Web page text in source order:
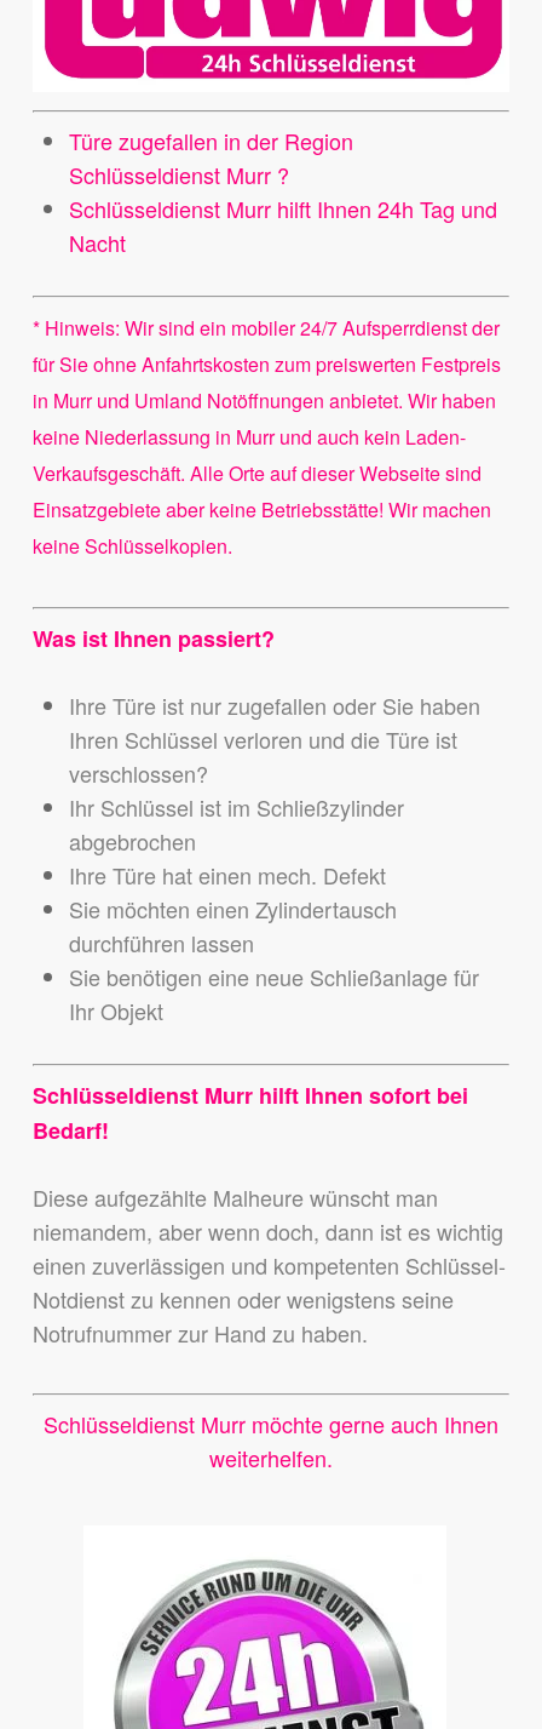
Türe zugefallen in der Region
Schlüsseldienst Murr ?
Schlüsseldienst Murr hilft Ihnen 24h Tag und
Nacht
* Hinweis: Wir sind ein mobiler 24/7 Aufsperrdienst der
für Sie ohne Anfahrtskosten zum preiswerten Festpreis
in Murr und Umland Notöffnungen anbietet. Wir haben
keine Niederlassung in Murr und auch kein Laden-
Verkaufsgeschäft. Alle Orte auf dieser Webseite sind
Einsatzgebiete aber keine Betriebsstätte! Wir machen
keine Schlüsselkopien.
Was ist Ihnen passiert?
Ihre Türe ist nur zugefallen oder Sie haben
Ihren Schlüssel verloren und die Türe ist
verschlossen?
Ihr Schlüssel ist im Schließzylinder
abgebrochen
Ihre Türe hat einen mech. Defekt
Sie möchten einen Zylindertausch
durchführen lassen
Sie benötigen eine neue Schließanlage für
Ihr Objekt
Schlüsseldienst Murr hilft Ihnen sofort bei
Bedarf!
Diese aufgezählte Malheure wünscht man
niemandem, aber wenn doch, dann ist es wichtig
einen zuverlässigen und kompetenten Schlüssel-
Notdienst zu kennen oder wenigstens seine
Notrufnummer zur Hand zu haben.
Schlüsseldienst Murr möchte gerne auch Ihnen
weiterhelfen.